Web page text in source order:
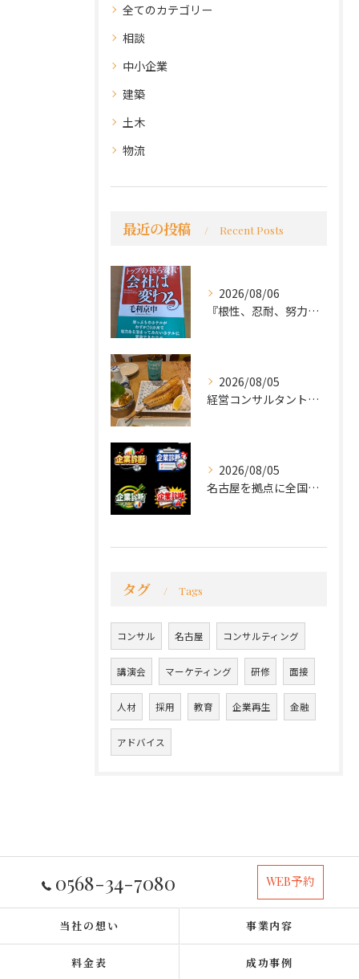
全てのカテゴリー
相談
中小企業
建築
土木
物流
最近の投稿 Recent Posts
2026/08/06
『根性、忍耐、努力という言葉は死語なのか』
2026/08/05
経営コンサルタントのモーちゃん・毛利京申です。
2026/08/05
名古屋を拠点に全国で活動する 経営コンサルタントの 毛利京申...
タグ Tags
コンサル 名古屋 コンサルティング
講演会 マーケティング 研修 面接
人材 採用 教育 企業再生 金融
アドバイス
0568-34-7080 WEB予約
当社の想い 事業内容
料金表 成功事例